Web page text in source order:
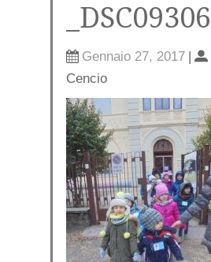
_DSC09306
Gennaio 27, 2017 |
Cencio